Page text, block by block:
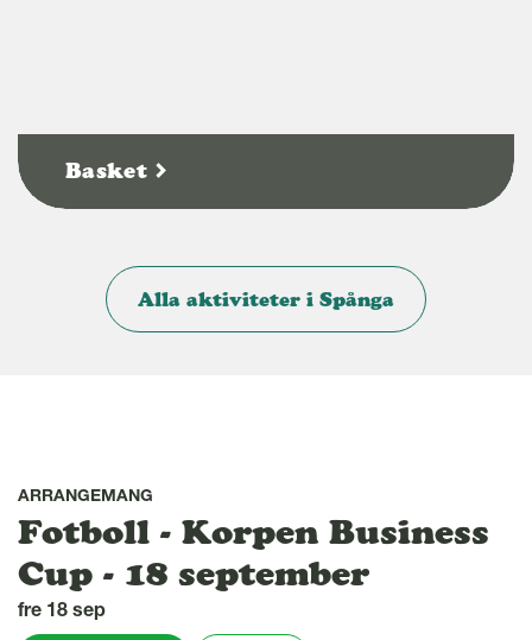
Basket
Alla aktiviteter i Spånga
ARRANGEMANG
Fotboll - Korpen Business
Cup - 18 september
fre 18 sep